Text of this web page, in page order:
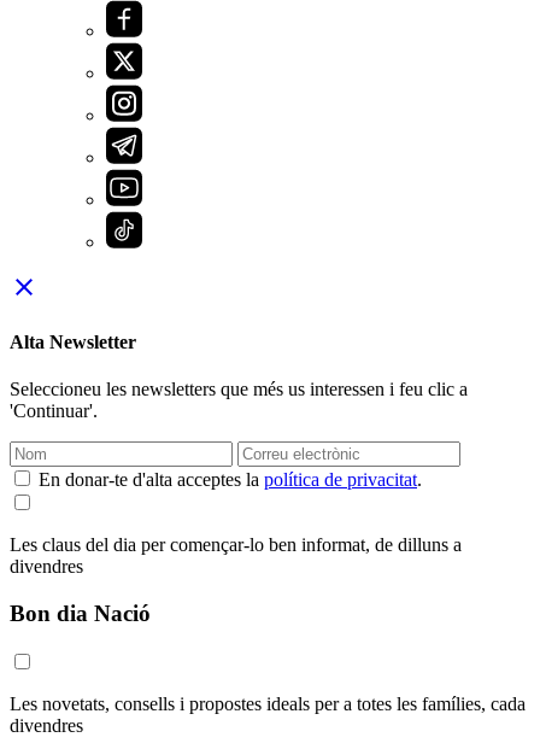
close
Alta Newsletter
Seleccioneu les newsletters que més us interessen i feu clic a
'Continuar'.
En donar-te d'alta acceptes la política de privacitat.
Les claus del dia per començar-lo ben informat, de dilluns a
divendres
Bon dia Nació
Les novetats, consells i propostes ideals per a totes les famílies, cada
divendres